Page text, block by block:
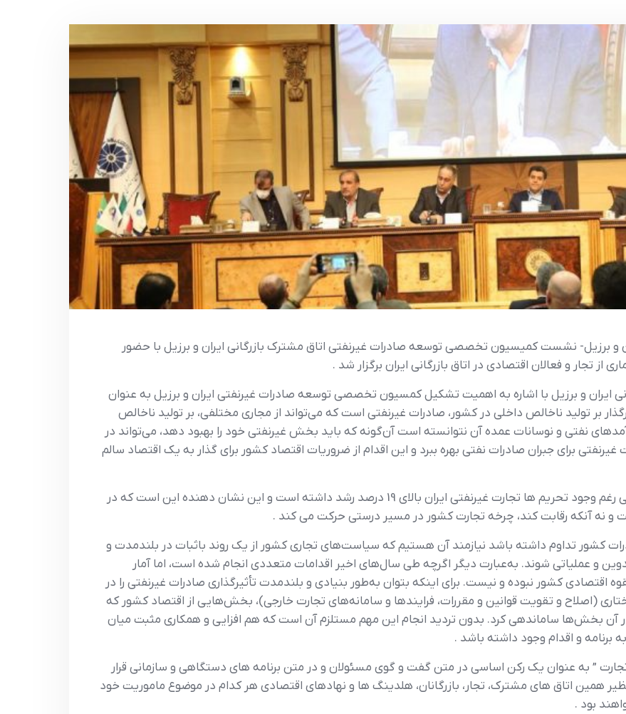
و برزیل- نشست کميسيون تخصصي توسعه صادرات غيرنفتي اتاق مشترک بازرگاني ايران و برزيل با حضور
تجار و فعالان اقتصادي در اتاق بازرگاني ايران برگزار شد .
ايران و برزيل با اشاره به اهميت تشکيل کمسيون تخصصي توسعه صادرات غيرنفتي ايران و برزيل به عنوان
بر توليد ناخالص داخلي در کشور، صادرات غيرنفتي است که مي‌تواند از مجاري مختلفي، بر توليد ناخالص
نفتي و نوسانات عمده آن نتوانسته است آن‌گونه که بايد بخش غيرنفتي خود را بهبود دهد، مي‌تواند در
براي جبران صادرات نفتي بهره ببرد و اين اقدام از ضروريات اقتصاد کشور براي گذار به يک اقتصاد سالم
وي تاکيد کرد : آمارهاي اخير نشان مي دهد که علي رغم وجود تحريم ها تجارت غيرنفتي ايران بالاي 19 درصد رشد داشته است و اين نشان دهنده اين است که در
نه آنکه رقابت کند، چرخه تجارت کشور در مسير درستي حرکت مي کند .
کشور تداوم داشته باشد نيازمند آن هستيم که سياست‌هاي تجاري کشور از يک روند باثبات در بلندمدت و
و عملياتي شوند. به‌عبارت ديگر اگرچه طي سال‌هاي اخير اقدامات متعددي انجام شده است، اما آمار
اقتصادي کشور نبوده و نيست. براي اينکه بتوان به‌طور بنيادي و بلندمدت تأثيرگذاري صادرات غيرنفتي را در
(اصلاح و تقويت قوانين و مقررات، فرايندها و سامانه‌هاي تجارت خارجي)، بخش‌هايي از اقتصاد کشور که
در آن بخش‌ها ساماندهي کرد. بدون ترديد انجام اين مهم مستلزم آن است که هم افزايي و همکاري مثبت ميان
و اقدام وجود داشته باشد .
” به عنوان يک رکن اساسي در متن گفت و گوي مسئولان و در متن برنامه هاي دستگاهي و سازماني قرار
همين اتاق هاي مشترک، تجار، بازرگانان، هلدينگ ها و نهادهاي اقتصادي هر کدام در موضوع ماموريت خود
بود .